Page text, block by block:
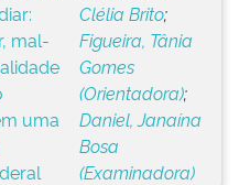
mal-
uma
Clélia Brito;
Figueira, Tânia
Gomes
(Orientadora);
Daniel, Janaína
Bosa
(Examinadora)